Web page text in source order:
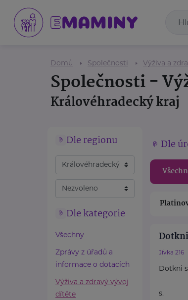
Domů Společnosti Výživa a
Společnosti -
Královéhradecký kraj
Dle regionu
Dle kategorie
Všechny
Zprávy z úřadů a
informace o dotacích
Výživa a zdravý vývoj
dítěte
Dle
Jívka 216
Dotkni
s.